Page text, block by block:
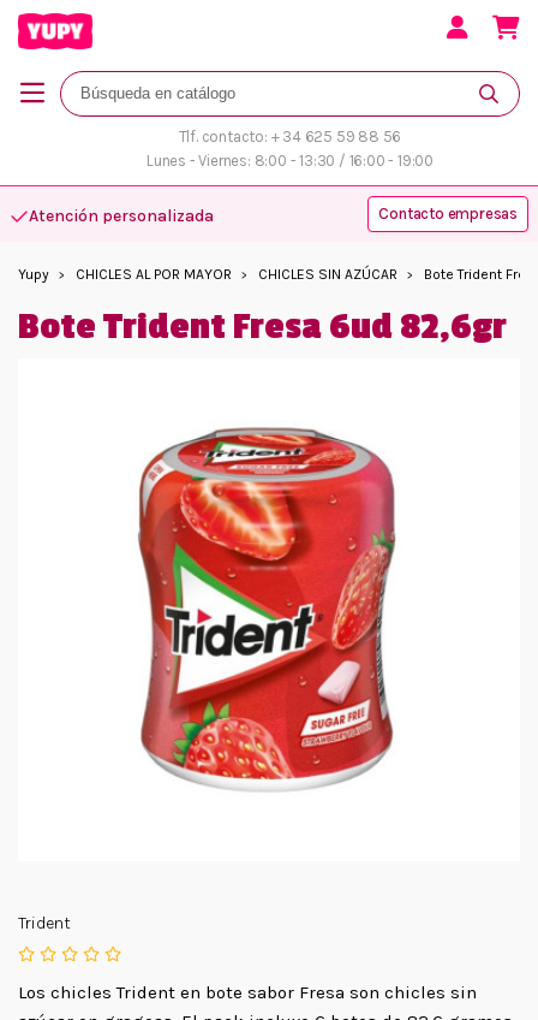
Tlf. contacto: + 34 625 59 88 56
Lunes - Viernes: 8:00 - 13:30 / 16:00 - 19:00
Atención personalizada Contacto empresas
Yupy CHICLES AL POR MAYOR CHICLES SIN AZÚCAR Bote Trident
Bote Trident Fresa 6ud 82,6gr
Trident
Los chicles Trident en bote sabor Fresa son chicles sin